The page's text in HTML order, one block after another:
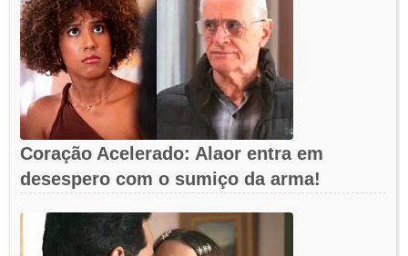
Coração Acelerado: Alaor entra em
desespero com o sumiço da arma!